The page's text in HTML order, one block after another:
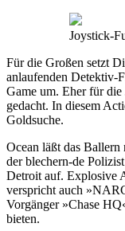
Joystick-
Für die Großen setzt
anlaufenden Detektiv-
Game um. Eher für
gedacht. In diesem
Goldsuche.
Ocean läßt das
der blechern-de
Detroit auf. Explosive
verspricht auch
Vorgänger »Chase
bieten.